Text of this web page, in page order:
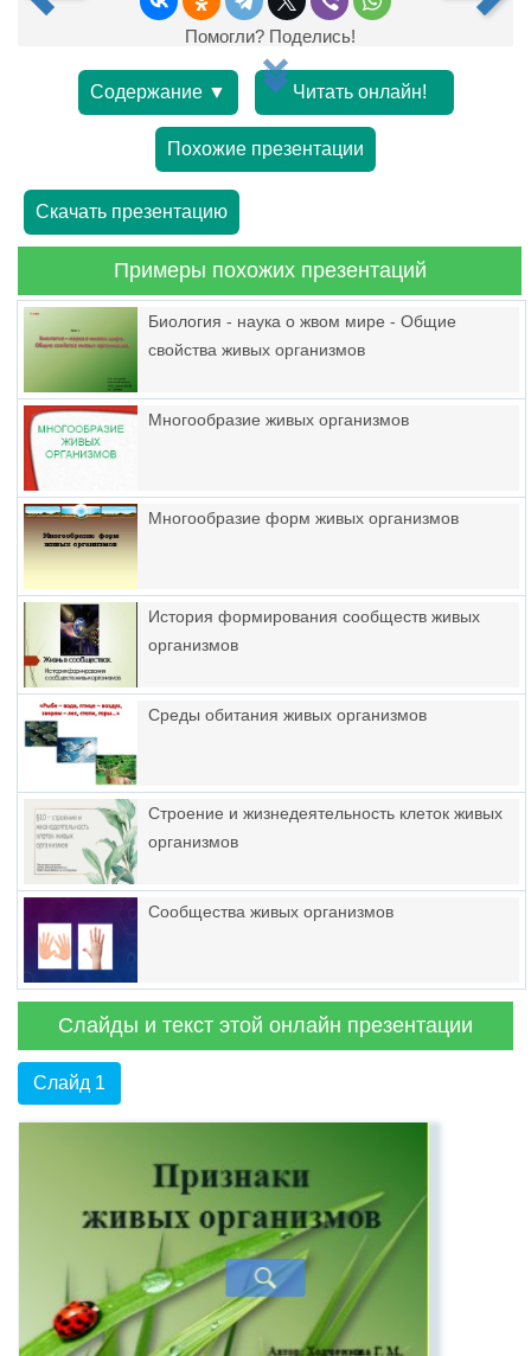
Помогли? Поделись!
Содержание ▼ Читать онлайн!
Похожие презентации
Скачать презентацию
Примеры похожих презентаций
Биология - наука о жвом мире - Общие
свойства живых организмов
Многообразие живых организмов
Многообразие форм живых организмов
История формирования сообществ живых
организмов
Среды обитания живых организмов
Строение и жизнедеятельность клеток живых
организмов
Сообщества живых организмов
Слайды и текст этой онлайн презентации
Слайд 1